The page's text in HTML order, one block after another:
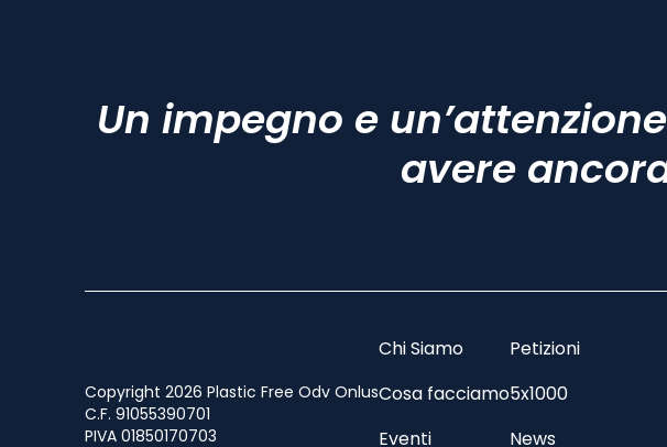
Un impegno e
avere
Copyright 2026 Plastic Free Odv Onlus
C.F. 91055390701
PIVA 01850170703
Chi Siamo
Cosa facciamo
Eventi
Petizioni
5x1000
News